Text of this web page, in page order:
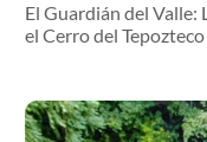
El Guardián del Valle:
el Cerro del Tepozteco